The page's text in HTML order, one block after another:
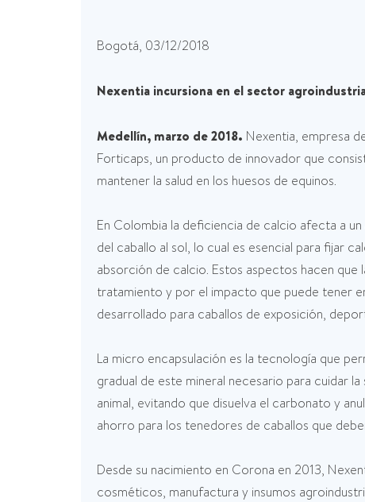
Bogotá, 03/12/2018
Nexentia incursiona en el sector
Medellín, marzo de 2018. Nexentia, empresa
Forticaps, un producto de innovador que
mantener la salud en los huesos de equinos.
En Colombia la deficiencia de calcio afecta a
del caballo al sol, lo cual es esencial para fijar
absorción de calcio. Estos aspectos hacen
tratamiento y por el impacto que puede tener
desarrollado para caballos de exposición,
La micro encapsulación es la tecnología que
gradual de este mineral necesario para cuidar
animal, evitando que disuelva el carbonato y
ahorro para los tenedores de caballos que
Desde su nacimiento en Corona en 2013,
cosméticos, manufactura y insumos